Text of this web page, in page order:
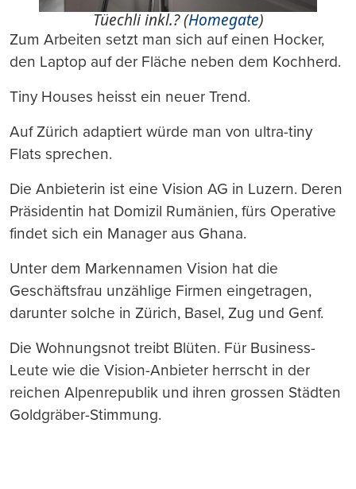
Tüechli inkl.? (Homegate)
Zum Arbeiten setzt man sich auf einen Hocker,
den Laptop auf der Fläche neben dem Kochherd.
Tiny Houses heisst ein neuer Trend.
Auf Zürich adaptiert würde man von ultra-tiny
Flats sprechen.
Die Anbieterin ist eine Vision AG in Luzern. Deren
Präsidentin hat Domizil Rumänien, fürs Operative
findet sich ein Manager aus Ghana.
Unter dem Markennamen Vision hat die
Geschäftsfrau unzählige Firmen eingetragen,
darunter solche in Zürich, Basel, Zug und Genf.
Die Wohnungsnot treibt Blüten. Für Business-
Leute wie die Vision-Anbieter herrscht in der
reichen Alpenrepublik und ihren grossen Städten
Goldgräber-Stimmung.